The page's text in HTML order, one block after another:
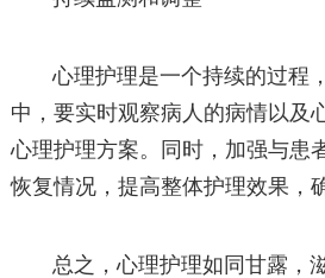
心理护理是一个持续的过程
中，要实时观察病人的病情以及
心理护理方案。同时，加强与患
恢复情况，提高整体护理效果，
总之，心理护理如同甘露，